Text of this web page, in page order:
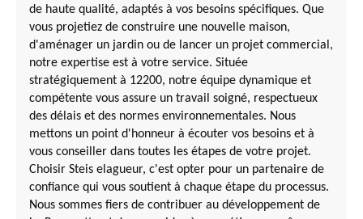
de haute qualité, adaptés à vos besoins spécifiques. Que
vous projetiez de construire une nouvelle maison,
d'aménager un jardin ou de lancer un projet commercial,
notre expertise est à votre service. Située
stratégiquement à 12200, notre équipe dynamique et
compétente vous assure un travail soigné, respectueux
des délais et des normes environnementales. Nous
mettons un point d'honneur à écouter vos besoins et à
vous conseiller dans toutes les étapes de votre projet.
Choisir Steis elagueur, c'est opter pour un partenaire de
confiance qui vous soutient à chaque étape du processus.
Nous sommes fiers de contribuer au développement de